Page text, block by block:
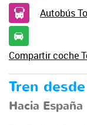
Autobús
Compartir coche
Tren
Hacia España